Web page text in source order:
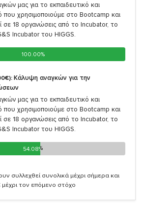
μας για το εκπαιδευτικό και
που χρησιμοποιούμε στο Bootcamp και
σε 18 οργανώσεις από το Incubator, το
Incubator του HIGGS.
100.00%
100.00%
Κάλυψη αναγκών για την
μας για το εκπαιδευτικό και
που χρησιμοποιούμε στο Bootcamp και
σε 18 οργανώσεις από το Incubator, το
Incubator του HIGGS.
54.08%
54.08%
συλλεχθεί συνολικά μέχρι σήμερα και
μέχρι τον επόμενο στόχο